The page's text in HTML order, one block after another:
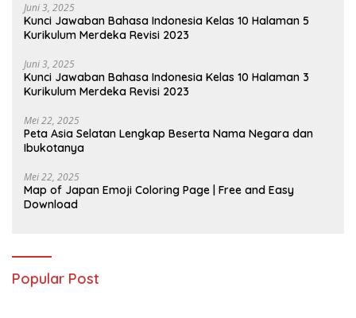
Juni 3, 2025
Kunci Jawaban Bahasa Indonesia Kelas 10 Halaman 5
Kurikulum Merdeka Revisi 2023
Juni 3, 2025
Kunci Jawaban Bahasa Indonesia Kelas 10 Halaman 3
Kurikulum Merdeka Revisi 2023
Mei 22, 2025
Peta Asia Selatan Lengkap Beserta Nama Negara dan
Ibukotanya
Mei 22, 2025
Map of Japan Emoji Coloring Page | Free and Easy
Download
Popular Post